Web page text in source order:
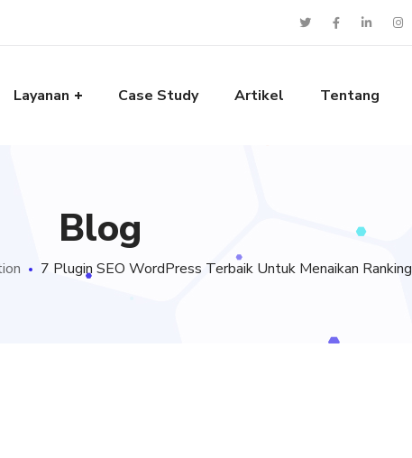
Layanan Case Study Artikel Tentang
Blog
7 Plugin SEO WordPress Terbaik Untuk Menaikan Ranking